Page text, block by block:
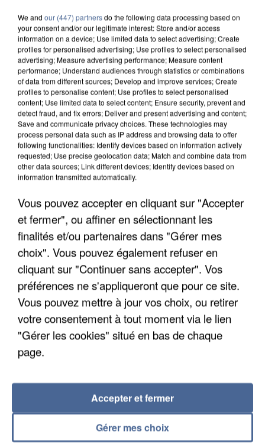
APRÈS TOUTES CES CANICULES, LES REFUGES
L’UN DES FONDATEURS SUPPOSÉS DE LA DZ
MAFIA INTERPELLÉ EN ALGÉRIE
We and our (447) partnersdo the following data processing based on
your consent and/or our legitimate interest: Store and/or access
information on a device; Use limited data to select advertising; Create
profiles for personalised advertising; Use profiles to select personalised
advertising; Measure advertising performance; Measure content
performance; Understand audiences through statistics or combinations
of data from different sources; Develop and improve services; Create
profiles to personalise content; Use profiles to select personalised
content; Use limited data to select content; Ensure security, prevent and
detect fraud, and fix errors; Deliver and present advertising and content;
Save and communicate privacy choices. These technologies may
process personal data such as IP address and browsing data to offer
following functionalities: Identify devices based on information actively
requested; Use precise geolocation data; Match and combine data from
other data sources; Link different devices; Identify devices based on
information transmitted automatically.
Vous pouvez accepter en cliquant sur "Accepter
et fermer", ou affiner en sélectionnant les
finalités et/ou partenaires dans "Gérer mes
choix". Vous pouvez également refuser en
cliquant sur "Continuer sans accepter". Vos
préférences ne s'appliqueront que pour ce site.
Vous pouvez mettre à jour vos choix, ou retirer
votre consentement à tout moment via le lien
"Gérer les cookies" situé en bas de chaque
page.
Gérer mes choix
Accepter et fermer